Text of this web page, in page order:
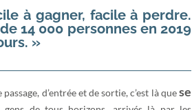
à gagner, facile à perdre.
14 000 personnes en 2019
»
d’entrée et de sortie, c’est là quese